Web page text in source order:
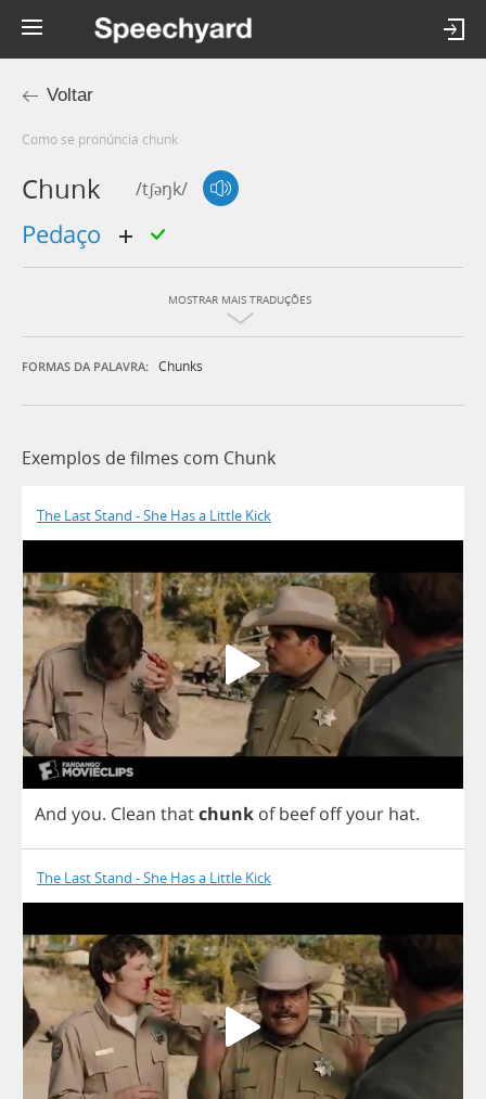
Voltar
Como se pronúncia chunk
Chunk /tʃəŋk/
pedaço
MOSTRAR MAIS TRADUÇÕES
FORMAS DA PALAVRA: Chunks
Exemplos de filmes com Chunk
The Last Stand - She Has a Little Kick
And you. Clean thatchunk of beef offyour hat.
The Last Stand - She Has a Little Kick